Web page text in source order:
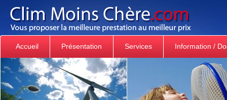
Accueil Présentation Services Information /